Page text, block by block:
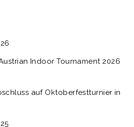
Indoor Tournament 2026
auf Oktoberfestturnier in